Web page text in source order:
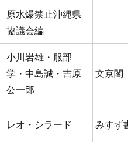
原水爆禁止沖縄県
協議会編
小川岩雄・服部
学・中島誠・吉原
公一郎
文京閣
レオ・シラード みすず